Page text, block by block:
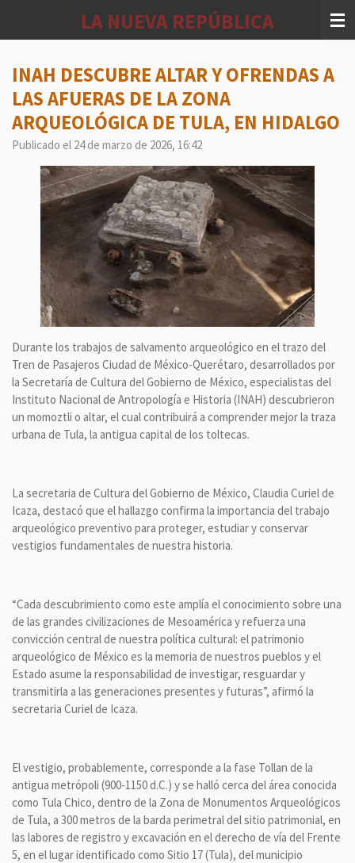
principal
LA NUEVA REPÚBLICA
INAH DESCUBRE ALTAR Y OFRENDAS A
LAS AFUERAS DE LA ZONA
ARQUEOLÓGICA DE TULA, EN HIDALGO
Publicado el 24 de marzo de 2026, 16:42
Durante los trabajos de salvamento arqueológico en el trazo del
Tren de Pasajeros Ciudad de México-Querétaro, desarrollados por
la Secretaría de Cultura del Gobierno de México, especialistas del
Instituto Nacional de Antropología e Historia (INAH) descubrieron
un momoztli o altar, el cual contribuirá a comprender mejor la traza
urbana de Tula, la antigua capital de los toltecas.
La secretaria de Cultura del Gobierno de México, Claudia Curiel de
Icaza, destacó que el hallazgo confirma la importancia del trabajo
arqueológico preventivo para proteger, estudiar y conservar
vestigios fundamentales de nuestra historia.
“Cada descubrimiento como este amplía el conocimiento sobre una
de las grandes civilizaciones de Mesoamérica y refuerza una
convicción central de nuestra política cultural: el patrimonio
arqueológico de México es la memoria de nuestros pueblos y el
Estado asume la responsabilidad de investigar, resguardar y
transmitirla a las generaciones presentes y futuras”, afirmó la
secretaria Curiel de Icaza.
El vestigio, probablemente, corresponde a la fase Tollan de la
antigua metrópoli (900-1150 d.C.) y se halló cerca del área conocida
como Tula Chico, dentro de la Zona de Monumentos Arqueológicos
de Tula, a 300 metros de la barda perimetral del sitio patrimonial, en
las labores de registro y excavación en el derecho de vía del Frente
5, en el lugar identificado como Sitio 17 (Tula), del municipio